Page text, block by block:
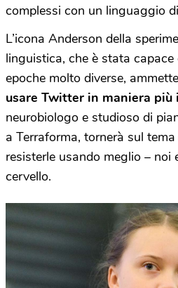
complessi con un linguaggio
L’icona Anderson della
linguistica, che è stata
epoche molto diverse,
usare Twitter in maniera
neurobiologo e studioso di
a Terraforma, tornerà sul tema
resisterle usando meglio – noi
cervello.